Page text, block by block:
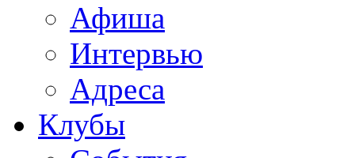
Афиша
Интервью
Адреса
Клубы